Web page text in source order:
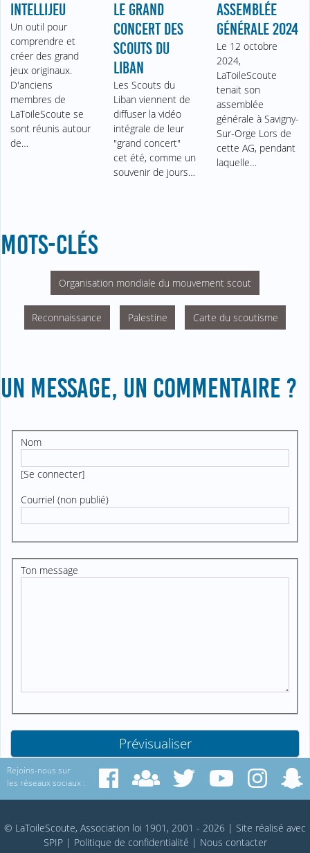
INTELLIJEU
Un outil pour
comprendre et
créer des grand
jeux originaux.
D'anciens
membres de
LaToileScoute se
sont réunis autour
de…
LE GRAND
CONCERT DES
SCOUTS DU
LIBAN
Les Scouts du
Liban viennent de
diffuser la vidéo
intégrale de leur
"grand concert"
cet été, comme un
souvenir de jours…
ASSEMBLÉE
GÉNÉRALE 2024
Le 12 octobre
2024,
LaToileScoute
tenait son
assemblée
générale à Savigny-
Sur-Orge Lors de
cette AG, pendant
laquelle…
MOTS-CLÉS
Organisation mondiale du mouvement scout
Reconnaissance Palestine Carte du scoutisme
UN MESSAGE, UN COMMENTAIRE ?
Nom
[Se connecter]
Courriel (non publié)
Ton message
Rejoins-nous sur
les réseaux sociaux :
© LaToileScoute, Association loi 1901, 2001 - 2026 | Site réalisé avec
SPIP| Politique de confidentialité | Nous contacter